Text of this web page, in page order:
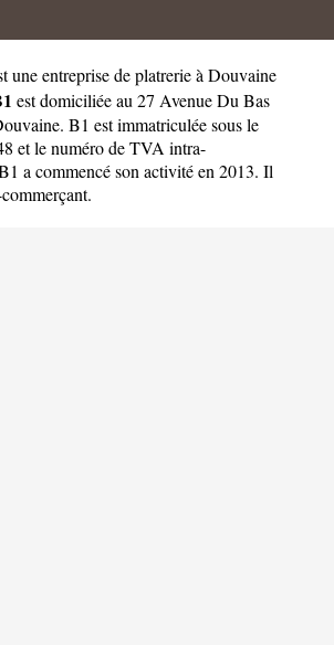
uneentreprise de platrerie à Douvaine
est domiciliée au 27 Avenue Du Bas
B1 est immatriculée sous le
et le numéro de TVA intra-
a commencé son activité en 2013. Il